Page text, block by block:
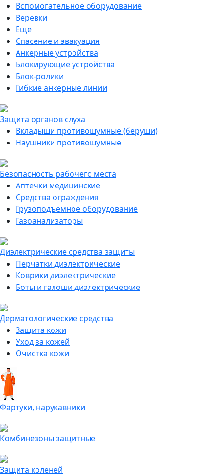
Вспомогательное оборудование
Веревки
Еще
Спасение и эвакуация
Анкерные устройства
Блокирующие устройства
Блок-ролики
Гибкие анкерные линии
Защита органов слуха
Вкладыши противошумные (беруши)
Наушники противошумные
Безопасность рабочего места
Аптечки медицинские
Средства ограждения
Грузоподъемное оборудование
Газоанализаторы
Диэлектрические средства защиты
Перчатки диэлектрические
Коврики диэлектрические
Боты и галоши диэлектрические
Дерматологические средства
Защита кожи
Уход за кожей
Очистка кожи
Фартуки, нарукавники
Комбинезоны защитные
Защита коленей